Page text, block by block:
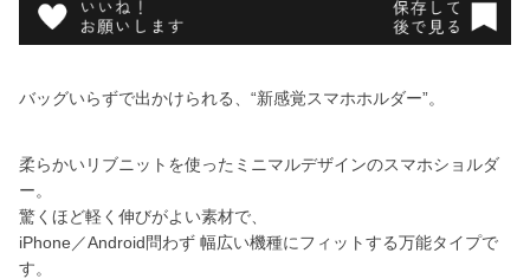
バッグいらずで出かけられる、“新感覚スマホホルダー”。
柔らかいリブニットを使ったミニマルデザインのスマホショルダ
ー。
驚くほど軽く伸びがよい素材で、
iPhone／Android問わず 幅広い機種にフィットする万能タイプで
す。